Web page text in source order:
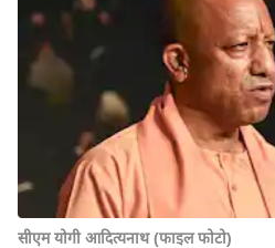
सीएम योगी आदित्यनाथ (फाइल फोटो)